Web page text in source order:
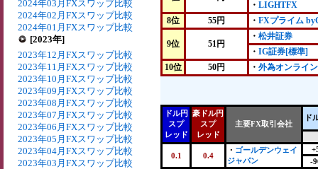
2024年03月FXスワップ比較
2024年02月FXスワップ比較
2024年01月FXスワップ比較
[2023年]
2023年12月FXスワップ比較
2023年11月FXスワップ比較
2023年10月FXスワップ比較
2023年09月FXスワップ比較
2023年08月FXスワップ比較
2023年07月FXスワップ比較
2023年06月FXスワップ比較
2023年05月FXスワップ比較
2023年04月FXスワップ比較
2023年03月FXスワップ比較
・ LIGHTFX
8位
55円 ・ FXプライム
9位 51円
・ 松井証券
・ IG証券[標準]
10位
50円 ・ 外為オンライン
ドル円
スプ
レッド
豪ドル円
スプ
レッド
主要FX取引会社
ド
0.1 0.4
・ ゴールデンウェイ
ジャパン
-